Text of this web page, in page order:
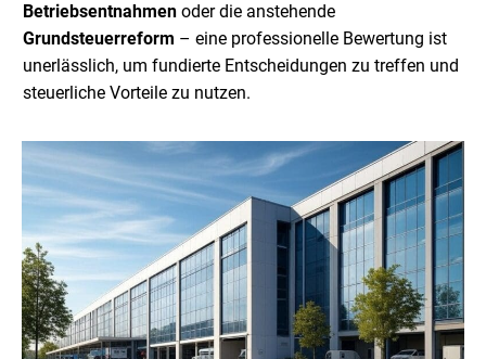
Betriebsentnahmen oder die anstehende
Grundsteuerreform – eine professionelle Bewertung ist
unerlässlich, um fundierte Entscheidungen zu treffen und
steuerliche Vorteile zu nutzen.